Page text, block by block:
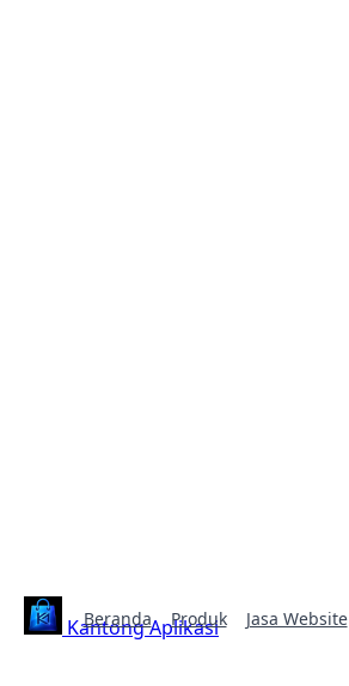
Kantong Aplikasi
Beranda Produk Jasa Website